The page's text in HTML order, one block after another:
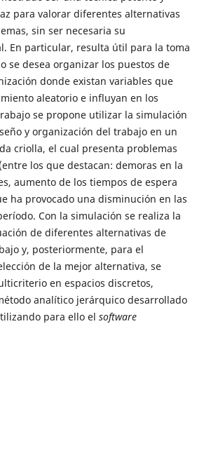
para valorar diferentes alternativas
sin ser necesaria su
En particular, resulta útil para la toma
se desea organizar los puestos de
donde existan variables que
aleatorio e influyan en los
se propone utilizar la simulación
y organización del trabajo en un
criolla, el cual presenta problemas
los que destacan: demoras en la
aumento de los tiempos de espera
ha provocado una disminución en las
Con la simulación se realiza la
de diferentes alternativas de
y, posteriormente, para el
de la mejor alternativa, se
en espacios discretos,
analítico jerárquico desarrollado
para ello el software